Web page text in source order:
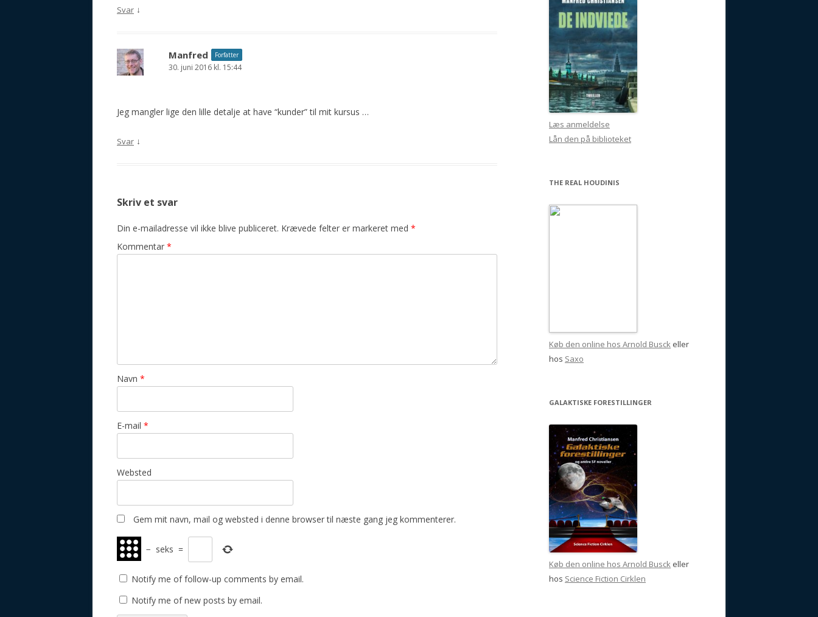
Svar ↓
Manfred Forfatter
30. juni 2016 kl. 15:44
Jeg mangler lige den lille detalje at have “kunder” til mit kursus …
Svar ↓
Skriv et svar
Din e-mailadresse vil ikke blive publiceret. Krævede felter er markeret med *
Kommentar *
Navn *
E-mail *
Websted
Gem mit navn, mail og websted i denne browser til næste gang jeg kommenterer.
− seks =
Notify me of follow-up comments by email.
Notify me of new posts by email.
Læs anmeldelse
Lån den på biblioteket
THE REAL HOUDINIS
Køb den online hos Arnold Busck eller
hos Saxo
GALAKTISKE FORESTILLINGER
Køb den online hos Arnold Busck eller
hos Science Fiction Cirklen